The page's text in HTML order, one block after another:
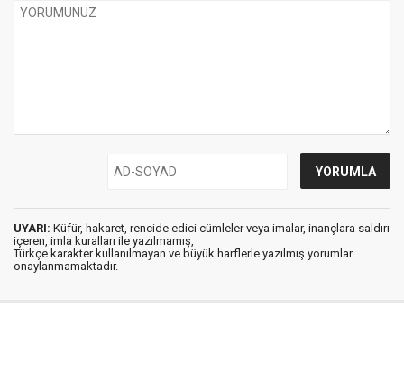
UYARI: Küfür, hakaret, rencide edici cümleler veya imalar, inançlara saldırı
içeren, imla kuralları ile yazılmamış,
Türkçe karakter kullanılmayan ve büyük harflerle yazılmış yorumlar
onaylanmamaktadır.